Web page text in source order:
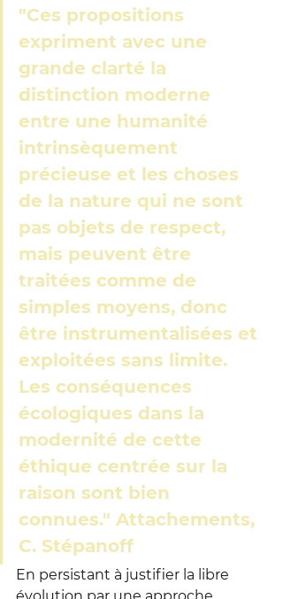
"Ces propositions
expriment avec une
grande clarté la
distinction moderne
entre une humanité
intrinsèquement
précieuse et les choses
de la nature qui ne sont
pas objets de respect,
mais peuvent être
traitées comme de
simples moyens, donc
être instrumentalisées et
exploitées sans limite.
Les conséquences
écologiques dans la
modernité de cette
éthique centrée sur la
raison sont bien
connues." Attachements,
C. Stépanoff
En persistant à justifier la libre